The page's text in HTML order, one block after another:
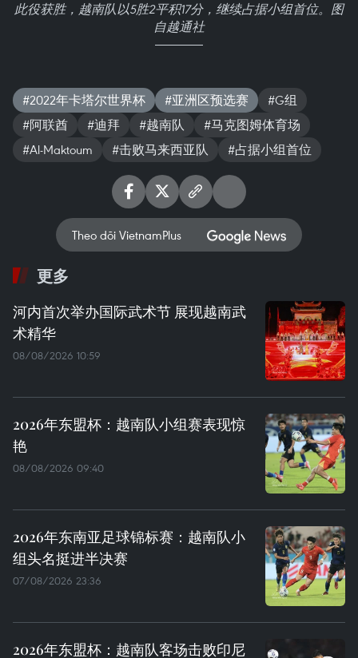
此役获胜，越南队以5胜2平积17分，继续占据小组首位。图
自越通社
#2022年卡塔尔世界杯 #亚洲区预选赛
#G组
#阿联酋
#迪拜 #越南队
#马克图姆体育场
#Al-Maktoum
#击败马来西亚队 #占据小组首位
Theo dõi VietnamPlus
更多
河内首次举办国际武术节 展现越南武
术精华
08/08/2026 10:59
2026年东盟杯：越南队小组赛表现惊
艳
08/08/2026 09:40
2026年东南亚足球锦标赛：越南队小
组头名挺进半决赛
07/08/2026 23:36
2026年东盟杯：越南队客场击败印尼